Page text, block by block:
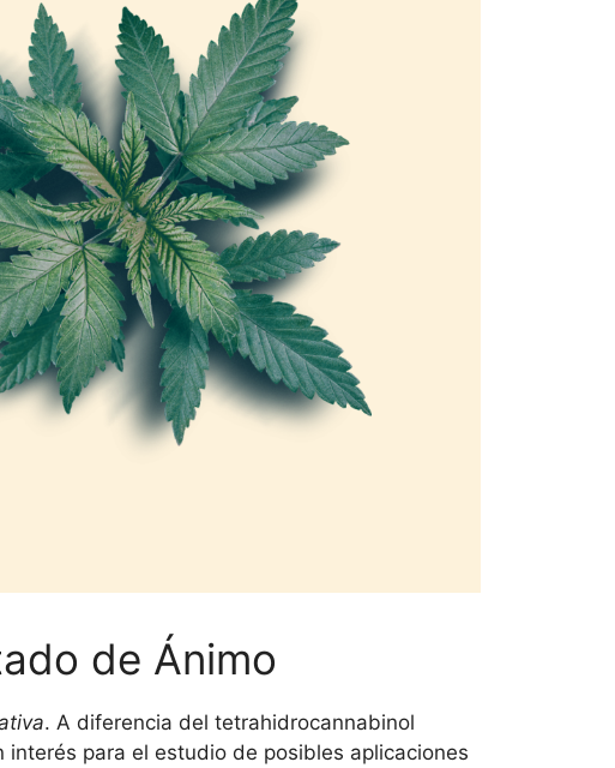
de Ánimo
. A diferencia del tetrahidrocannabinol
para el estudio de posibles aplicaciones